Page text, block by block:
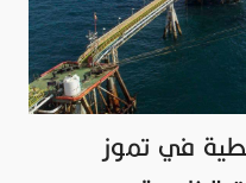
في تموز